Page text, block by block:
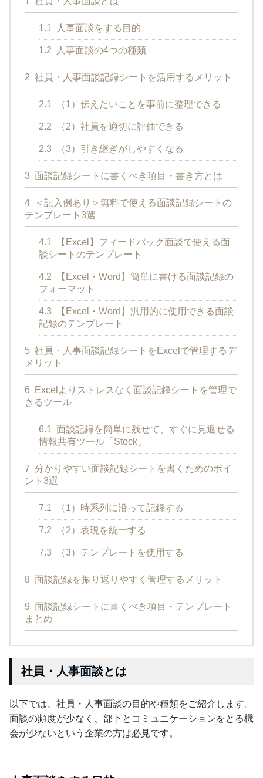
1.1 人事面談をする目的
1.2 人事面談の4つの種類
2 社員・人事面談記録シートを活用するメリット
2.1 （1）伝えたいことを事前に整理できる
2.2 （2）社員を適切に評価できる
2.3 （3）引き継ぎがしやすくなる
3 面談記録シートに書くべき項目・書き方とは
4
＜記入例あり＞無料で使える面談記録シートの
テンプレート3選
4.1
【Excel】フィードバック面談で使える面
談シートのテンプレート
4.2
【Excel・Word】簡単に書ける面談記録の
フォーマット
4.3
【Excel・Word】汎用的に使用できる面談
記録のテンプレート
5 社員・人事面談記録シートをExcelで管理するデ
メリット
6
Excelよりストレスなく面談記録シートを管理で
きるツール
6.1 面談記録を簡単に残せて、すぐに見返せる
情報共有ツール「Stock」
7 分かりやすい面談記録シートを書くためのポイ
ント3選
7.1 （1）時系列に沿って記録する
7.2 （2）表現を統一する
7.3 （3）テンプレートを使用する
8 面談記録を振り返りやすく管理するメリット
9 面談記録シートに書くべき項目・テンプレート
まとめ
社員・人事面談とは
以下では、社員・人事面談の目的や種類をご紹介します。
面談の頻度が少なく、部下とコミュニケーションをとる機
会が少ないという企業の方は必見です。